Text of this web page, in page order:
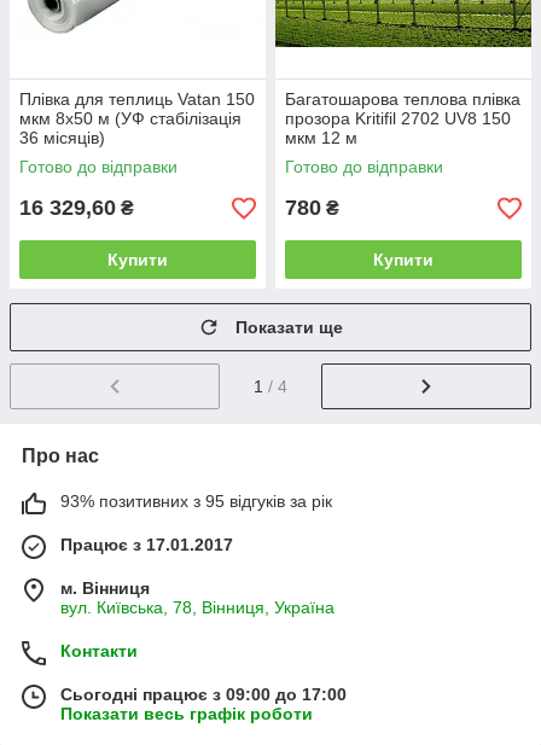
Плівка для теплиць Vatan 150
мкм 8х50 м (УФ стабілізація
36 місяців)
Готово до відправки
16 329,60 ₴
Купити
Багатошарова теплова плівка
прозора Kritifil 2702 UV8 150
мкм 12 м
Готово до відправки
780 ₴
Купити
Показати ще
1 / 4
Про нас
93% позитивних з 95 відгуків за рік
Працює з 17.01.2017
м. Вінниця
вул. Київська, 78, Вінниця, Україна
Контакти
Сьогодні працює з 09:00 до 17:00
Показати весь графік роботи